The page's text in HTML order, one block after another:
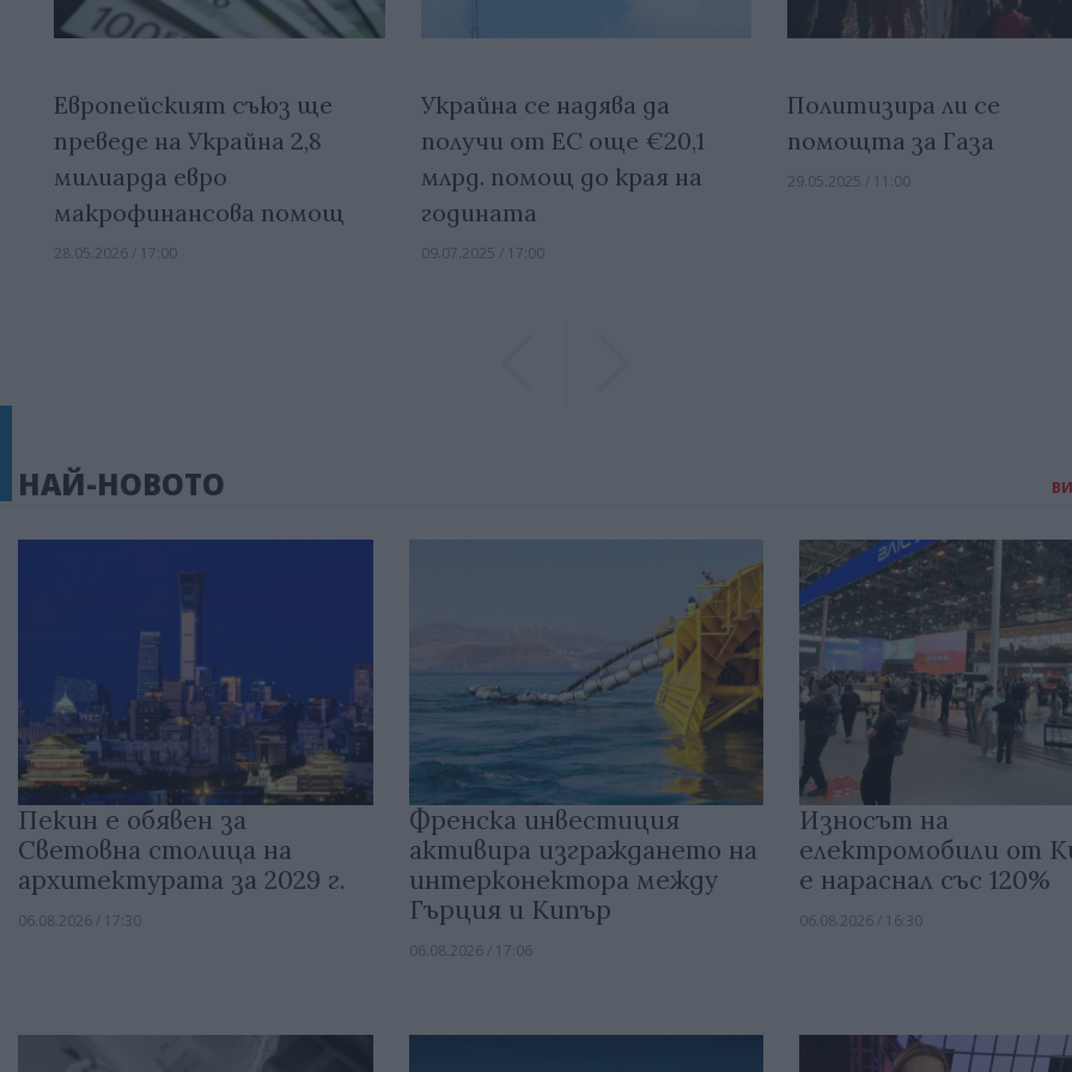
Европейският съюз ще
преведе на Украйна 2,8
милиарда евро
макрофинансова помощ
28.05.2026 / 17:00
Украйна се надява да
получи от ЕС още €20,1
млрд. помощ до края на
годината
09.07.2025 / 17:00
Политизира ли се
помощта за Газа
29.05.2025 / 11:00
НАЙ-НОВОТО
Пекин е обявен за
Световна столица на
архитектурата за 2029 г.
06.08.2026 / 17:30
Френска инвестиция
активира изграждането на
интерконектора между
Гърция и Кипър
06.08.2026 / 17:06
Износът на
електромобили от
е нараснал със 120%
06.08.2026 / 16:30